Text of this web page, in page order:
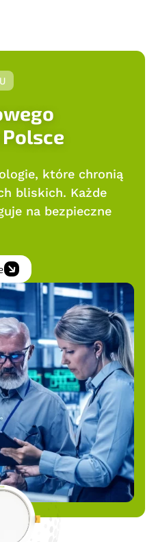
które chronią
bliskich. Każde
na bezpieczne